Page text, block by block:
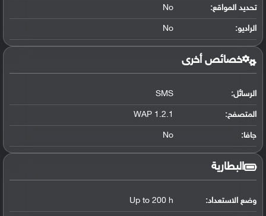
تحديد المواقع:
No
الراديو: No
خصائص أخرى
الرسائل: SMS
المتصفح: WAP 1.2.1
جافا: No
البطارية
وضع الاستعداد: Up to 200 h